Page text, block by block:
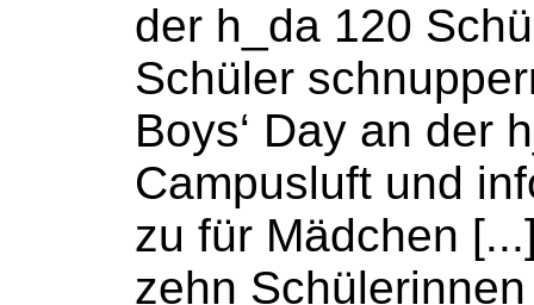
der h_da 120
Schüler
Boys‘ Day an der
Campusluft und
zu für Mädchen
zehn Schülerinnen